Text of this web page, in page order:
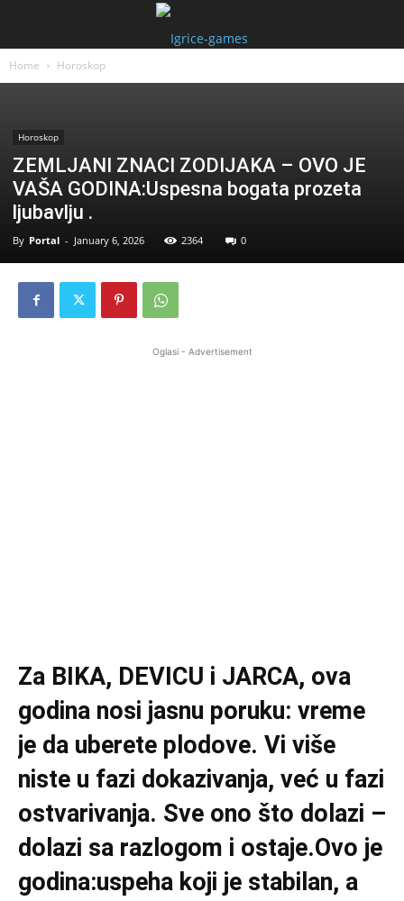
Home Horoskop
Horoskop
ZEMLJANI ZNACI ZODIJAKA – OVO JE
VAŠA GODINA:Uspesna bogata prozeta
ljubavlju .
By Portal - January 6, 2026 2364 0
Oglasi - Advertisement
Za BIKA, DEVICU i JARCA, ova
godina nosi jasnu poruku: vreme
je da uberete plodove. Vi više
niste u fazi dokazivanja, već u fazi
ostvarivanja. Sve ono što dolazi –
dolazi sa razlogom i ostaje.Ovo je
godina:uspeha koji je stabilan, a